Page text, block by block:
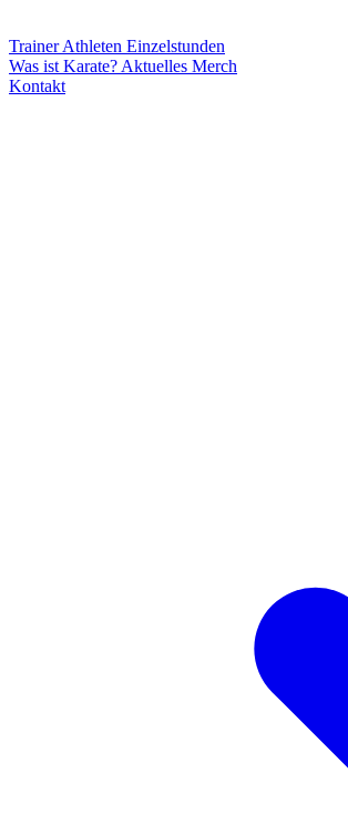
TrainerAthleten Einzelstunden
Was ist Karate? Aktuelles Merch
Kontakt